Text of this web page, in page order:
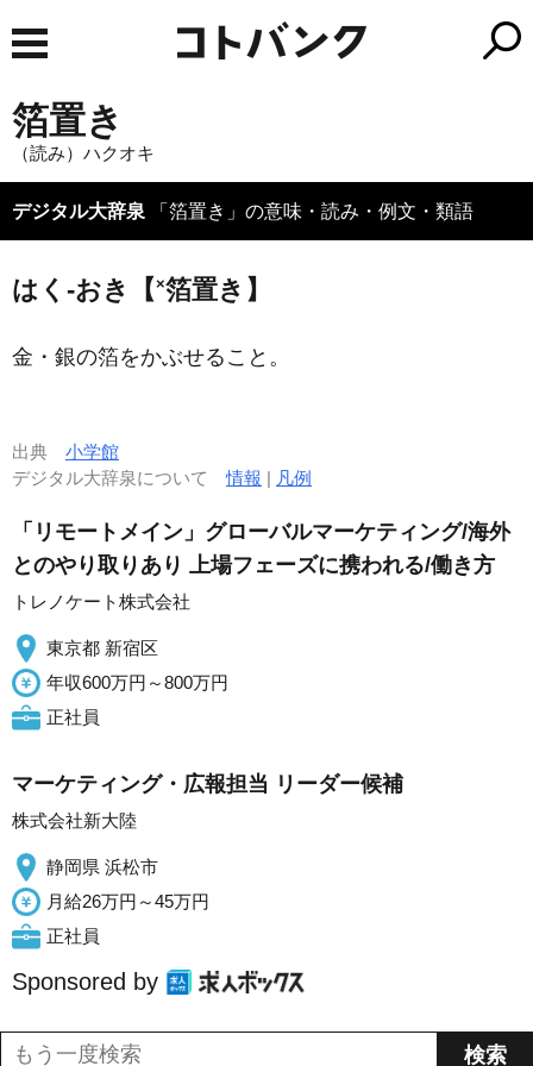
箔置き
（読み）ハクオキ
デジタル大辞泉 「箔置き」の意味・読み・例文・類語
はく‐おき【 ×箔置き】
金・銀の箔をかぶせること。
出典 小学館
デジタル大辞泉について情報 | 凡例
「リモートメイン」グローバルマーケティング/海外
とのやり取りあり 上場フェーズに携われる/働き方
トレノケート株式会社
東京都 新宿区
年収600万円～800万円
正社員
マーケティング・広報担当 リーダー候補
株式会社新大陸
静岡県 浜松市
月給26万円～45万円
正社員
Sponsored by